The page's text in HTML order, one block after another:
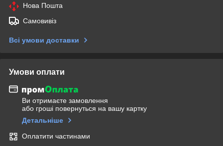
Нова Пошта
Самовивіз
Всі умови доставки
Умови оплати
Ви отримаєте замовлення
або гроші повернуться на вашу картку
Детальніше
Оплатити частинами